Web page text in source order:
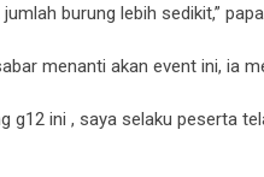
burung lebih sedikit,”
menanti akan event ini, ia
g12 ini , saya selaku peserta